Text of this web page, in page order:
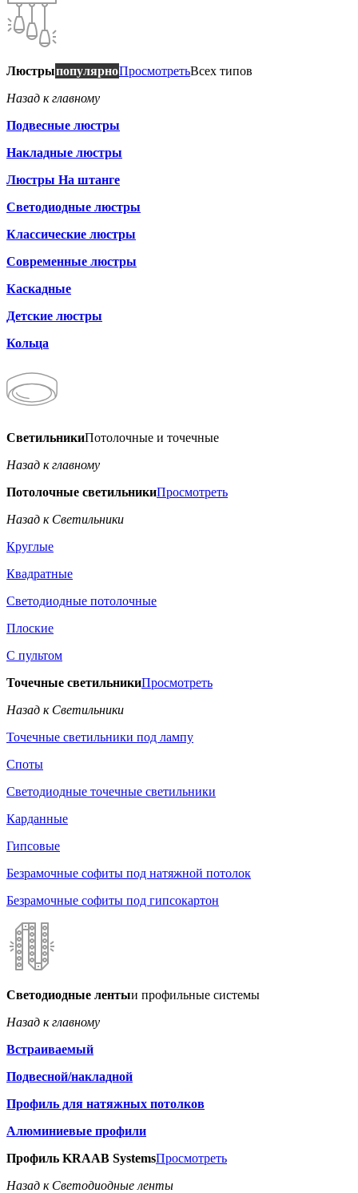
ЛюстрыпопулярноПросмотретьВсех типов
Назад к главному
Подвесные люстры
Накладные люстры
Люстры На штанге
Светодиодные люстры
Классические люстры
Современные люстры
Каскадные
Детские люстры
Кольца
СветильникиПотолочные и точечные
Назад к главному
Потолочные светильникиПросмотреть
Назад к Светильники
Круглые
Квадратные
Светодиодные потолочные
Плоские
С пультом
Точечные светильникиПросмотреть
Назад к Светильники
Точечные светильники под лампу
Споты
Светодиодные точечные светильники
Карданные
Гипсовые
Безрамочные софиты под натяжной потолок
Безрамочные софиты под гипсокартон
Светодиодные лентыи профильные системы
Назад к главному
Встраиваемый
Подвесной/накладной
Профиль для натяжных потолков
Алюминиевые профили
Профиль KRAAB SystemsПросмотреть
Назад к Светодиодные ленты